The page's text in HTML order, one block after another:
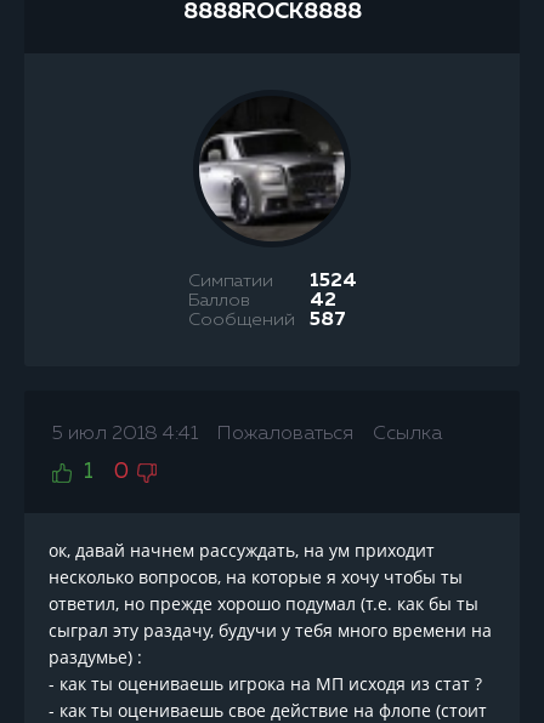
8888ROCK8888
Симпатии 1524
Баллов 42
Сообщений 587
5 июл 2018 4:41 Пожаловаться Ссылка
1 0
ок, давай начнем рассуждать, на ум приходит
несколько вопросов, на которые я хочу чтобы ты
ответил, но прежде хорошо подумал (т.е. как бы ты
сыграл эту раздачу, будучи у тебя много времени на
раздумье) :
- как ты оцениваешь игрока на МП исходя из стат ?
- как ты оцениваешь свое действие на флопе (стоит